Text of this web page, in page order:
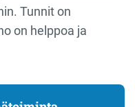
Tunnit on
on helppoa ja